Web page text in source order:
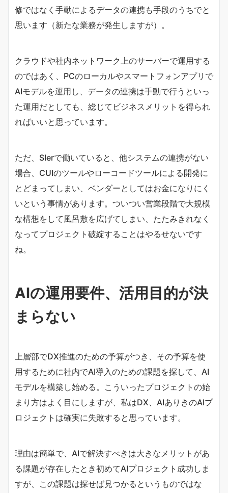
修ではなく手動によるデータの連携も手段のうちでと
思います（新たな業務が発生しますが）。
クラウドや社内ネットワーク上のサーバーで運用する
のではあく、PCのローカルやスマートフォンアプリで
AIモデルを運用し、データの連携は手動で行うといっ
た運用だとしても、総じてビジネスメリットを得られ
ればいいと思っています。
ただ、SIerで働いていると、他システムの連携がない
場合、CUIのツールやローコードツールによる開発に
とどまってしまい、ベンダーとしてはお金になりにく
いという事情があります。ついつい営業段階で大規模
な構想をして風呂敷を広げてしまい、たたみきれなく
なってプロジェクト破綻することはやるせないです
ね。
AIの運用要件、活用目的が決
まらない
上層部でDX推進のための予算がつき、その予算を使
用するために社内でAI導入のための課題を探して、AI
モデルを構築し始める。こういったプロジェクトの始
まり方はよく目にしますが、私はDX、AIありきのAIプ
ロジェクトは確実に失敗すると思っています。
理由は簡単で、AIで解決すべきは大きなメリットがあ
る課題が存在したとき初めてAIプロジェクト成功しま
すが、この課題は探せば見つかるというものではな